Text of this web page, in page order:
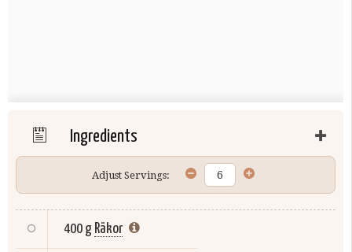
Ingredients
Adjust Servings:
400 g Räkor